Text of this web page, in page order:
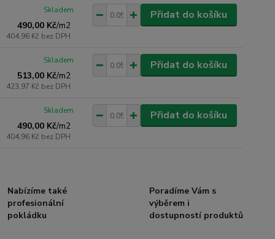
490,00 Kč/m2
404,96 Kč bez DPH
Skladem Přidat do košíku
513,00 Kč/m2
423,97 Kč bez DPH
Skladem Přidat do košíku
490,00 Kč/m2
404,96 Kč bez DPH
Skladem Přidat do košíku
Nabízíme také
profesionální
pokládku
Poradíme Vám s
výběrem i
dostupností produktů